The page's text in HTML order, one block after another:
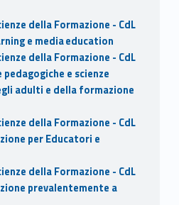
della Formazione - CdL
e media education
della Formazione - CdL
e scienze
adulti e della formazione
della Formazione - CdL
per Educatori e
della Formazione - CdL
prevalentemente a